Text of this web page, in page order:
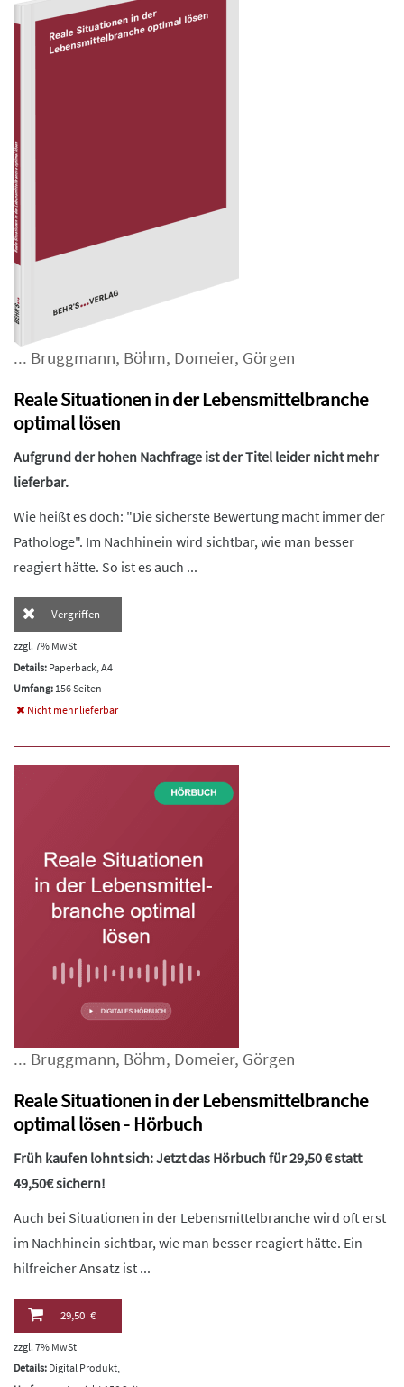
... Bruggmann, Böhm, Domeier, Görgen
Reale Situationen in der Lebensmittelbranche
optimal lösen
Aufgrund der hohen Nachfrage ist der Titel leider nicht mehr
lieferbar.
Wie heißt es doch: "Die sicherste Bewertung macht immer der
Pathologe". Im Nachhinein wird sichtbar, wie man besser
reagiert hätte. So ist es auch ...
Vergriffen
zzgl. 7% MwSt
Details: Paperback, A4
Umfang: 156 Seiten
Nicht mehr lieferbar
... Bruggmann, Böhm, Domeier, Görgen
Reale Situationen in der Lebensmittelbranche
optimal lösen - Hörbuch
Früh kaufen lohnt sich: Jetzt das Hörbuch für 29,50 € statt
49,50€ sichern!
Auch bei Situationen in der Lebensmittelbranche wird oft erst
im Nachhinein sichtbar, wie man besser reagiert hätte. Ein
hilfreicher Ansatz ist ...
29,50 €
zzgl. 7% MwSt
Details: Digital Produkt,